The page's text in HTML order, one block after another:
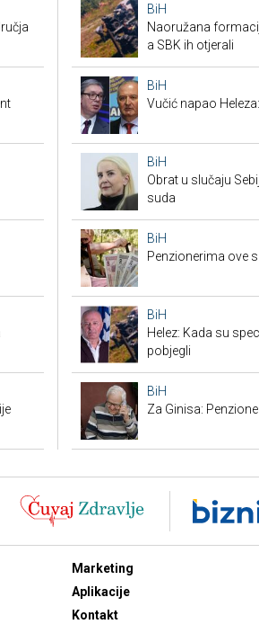
BiH
Naoružana
a SBK ih otjerali
BiH
Vučić napao
BiH
Obrat u slučaju
suda
BiH
Penzionerima ove
BiH
Helez: Kada su
pobjegli
BiH
Za Ginisa:
Marketing
Aplikacije
Kontakt